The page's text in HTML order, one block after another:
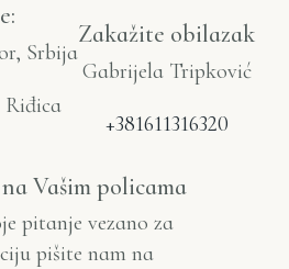
Srbija
Riđica
Zakažite obilazak
Gabrijela Tripković
+381611316320
Vašim policama
pitanje vezano za
pišite nam na